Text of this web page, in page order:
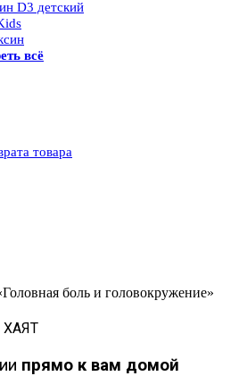
D3 детский
всё
товара
боль и головокружение»
ХАЯТ
прямо к вам домой